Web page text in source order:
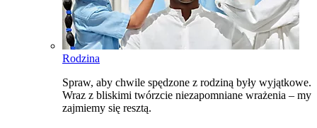
Rodzina
Spraw, aby chwile spędzone z rodziną były wyjątkowe.
Wraz z bliskimi twórzcie niezapomniane wrażenia – my
zajmiemy się resztą.